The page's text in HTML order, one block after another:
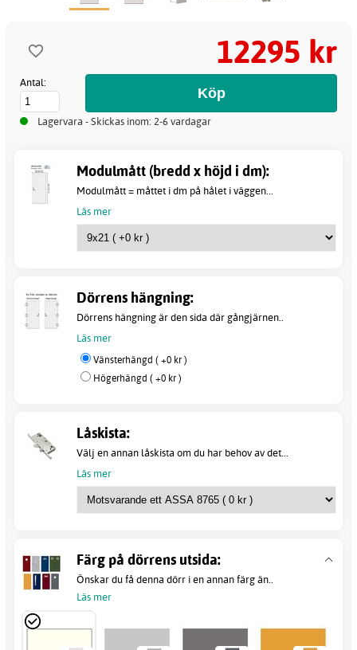
12295 kr
Antal:
Lagervara - Skickas inom: 2-6 vardagar
Modulmått (bredd x höjd i dm):
Modulmått = måttet i dm på hålet i väggen...
Läs mer
Dörrens hängning:
Dörrens hängning är den sida där gångjärnen..
Läs mer
Vänsterhängd ( +0 kr )
Högerhängd ( +0 kr )
Låskista:
Välj en annan låskista om du har behov av det...
Läs mer
Färg på dörrens utsida:
Önskar du få denna dörr i en annan färg än..
Läs mer